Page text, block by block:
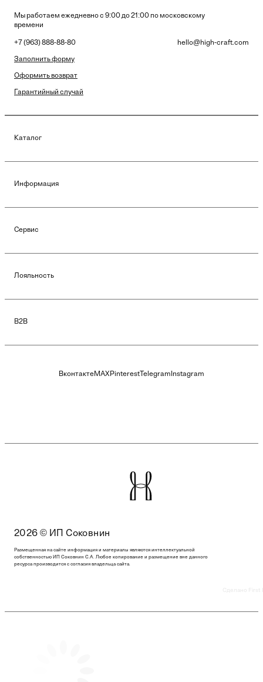
Мы работаем ежедневно с 9:00 до 21:00 по московскому
времени
+7 (963) 888-88-80 hello@high-craft.com
Заполнить форму
Оформить возврат
Гарантийный случай
Каталог
Информация
Сервис
Лояльность
B2B
ВконтактеMAXPinterest TelegramInstagram
2026 © ИП Соковнин
Размещенная на сайте информация и материалы являются интеллектуальной
собственностью ИП Соковнин С.А. Любое копирование и размещение вне данного
ресурса производится с согласия владельца сайта.